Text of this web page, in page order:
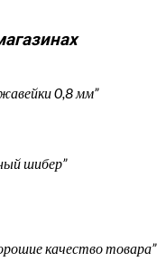
0,8 мм”
шибер”
качество товара”